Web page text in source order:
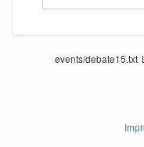
events/debate15.txt